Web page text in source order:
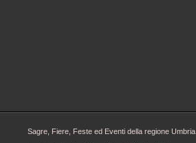
Sagre, Fiere, Feste ed Eventi della regione Umbria.